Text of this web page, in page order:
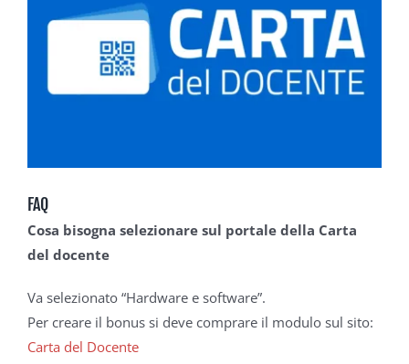
FAQ
Cosa bisogna selezionare sul portale della Carta
del docente
Va selezionato “Hardware e software”.
Per creare il bonus si deve comprare il modulo sul sito:
Carta del Docente